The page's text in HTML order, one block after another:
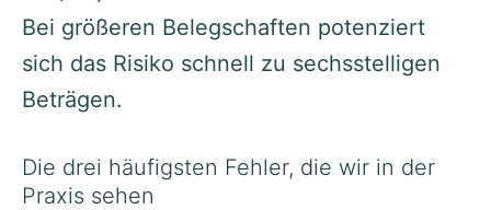
Bei größeren Belegschaften potenziert
sich das Risiko schnell zu sechsstelligen
Beträgen.
Die drei häufigsten Fehler, die wir in der
Praxis sehen